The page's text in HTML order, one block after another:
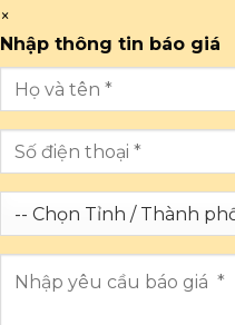
×
Nhập thông tin báo giá